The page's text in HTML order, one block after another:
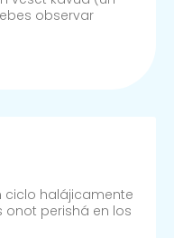
observar
ciclo halájicamente
onot perishá en los